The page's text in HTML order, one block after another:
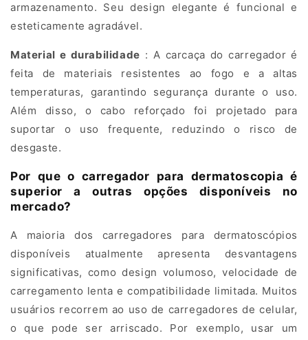
armazenamento. Seu design elegante é funcional e
esteticamente agradável.
Material e durabilidade : A carcaça do carregador é
feita de materiais resistentes ao fogo e a altas
temperaturas, garantindo segurança durante o uso.
Além disso, o cabo reforçado foi projetado para
suportar o uso frequente, reduzindo o risco de
desgaste.
e
n
t
o
R
á
p
i
d
o
d
e
Por que o carregador para dermatoscopia é
superior a outras opções disponíveis no
mercado?
A maioria dos carregadores para dermatoscópios
disponíveis atualmente apresenta desvantagens
significativas, como design volumoso, velocidade de
carregamento lenta e compatibilidade limitada. Muitos
usuários recorrem ao uso de carregadores de celular,
o que pode ser arriscado. Por exemplo, usar um